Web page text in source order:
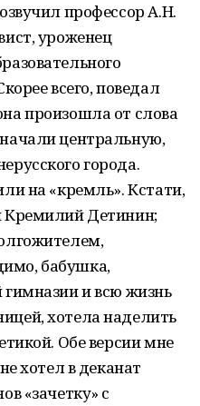
профессор А.Н.
уроженец
всего, поведал
произошла от слова
центральную,
города.
на «кремль». Кстати,
Кремилий Детинин;
бабушка,
и всю жизнь
хотела наделить
Обе версии мне
хотел в деканат
«зачетку» с